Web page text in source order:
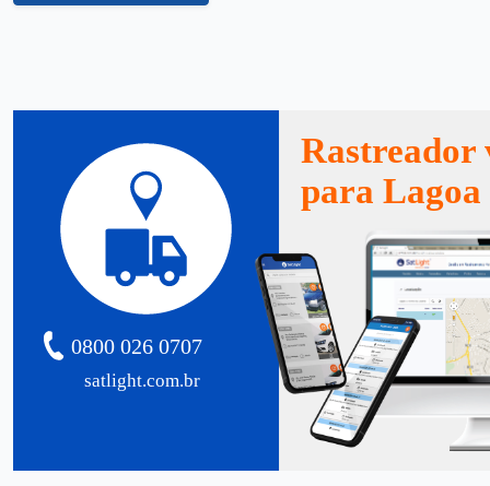
satlight.com.br
0800 026 0707
Rastreador
para Lagoa